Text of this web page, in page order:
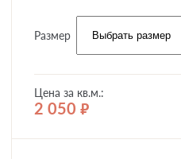
Размер
Цена за кв.м.:
2 050 руб.